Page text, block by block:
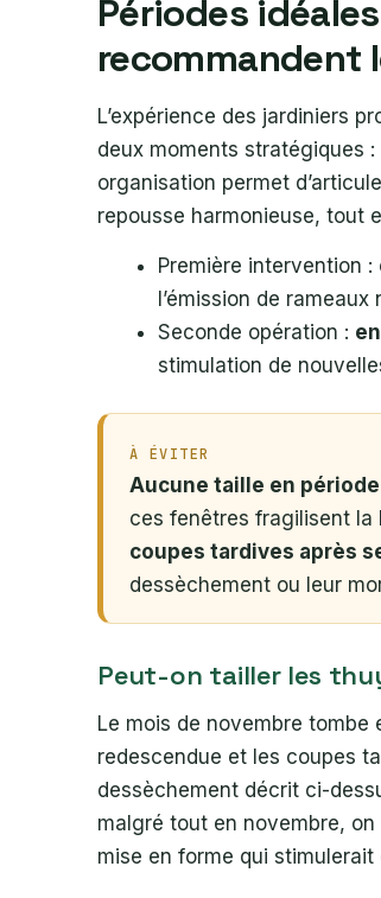
Périodes
recommandent
L’expérience des jardiniers
deux moments stratégiques :
organisation permet
repousse harmonieuse, tout
Première intervention :
l’émission de
Seconde opération :
stimulation de
À ÉVITER
Aucune taille en
ces fenêtres fragilisent la
coupes tardives après
dessèchement ou leur
Peut-on tailler les
Le mois de novembre
redescendue et les coupes
dessèchement décrit ci-
malgré tout en novembre,
mise en forme qui stimulerait